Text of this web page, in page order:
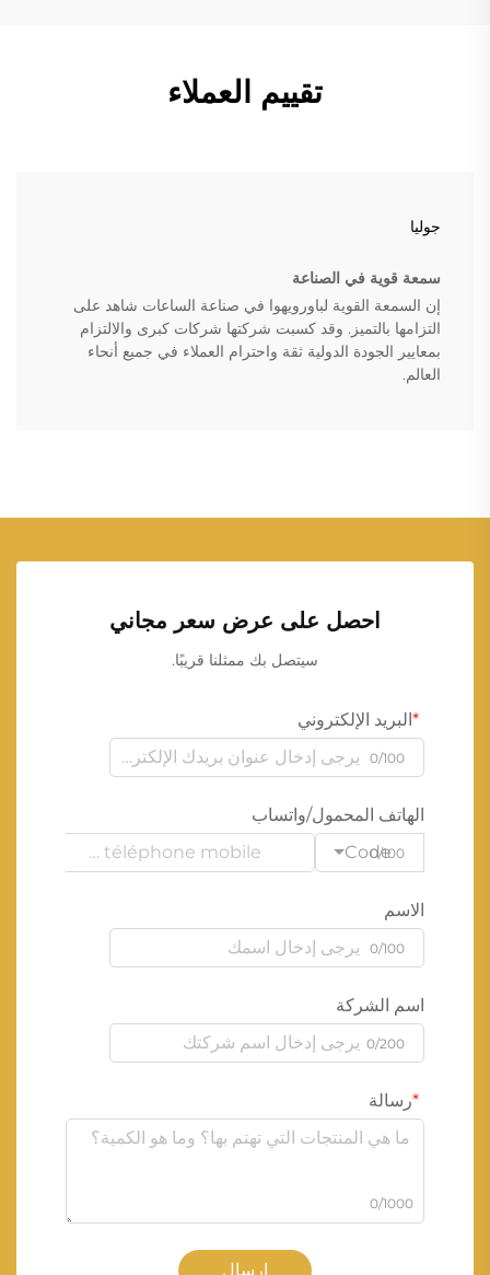
تقييم العملاء
جوليا
سمعة قوية في الصناعة
إن السمعة القوية لباورويهوا في صناعة الساعات شاهد على
التزامها بالتميز. وقد كسبت شركتها شركات كبرى والالتزام
بمعايير الجودة الدولية ثقة واحترام العملاء في جميع أنحاء
العالم.
احصل على عرض سعر مجاني
سيتصل بك ممثلنا قريبًا.
البريد الإلكتروني
0/100
الهاتف المحمول/واتساب
Code
0/100
الاسم
0/100
اسم الشركة
0/200
رسالة
0/1000
إرسال